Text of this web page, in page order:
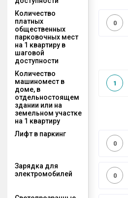
Количество
платных
общественных
парковочных мест
на 1 квартиру в
шаговой
доступности
0
Количество
машиномест в
доме, в
отдельностоящем
здании или на
земельном участке
на 1 квартиру
1
Лифт в паркинг
0
Зарядка для
электромобилей
0